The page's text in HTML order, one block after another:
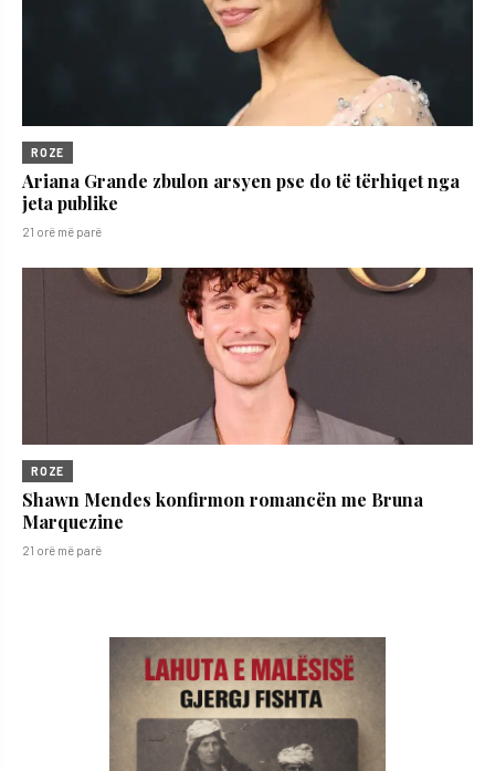
ROZE
Ariana Grande zbulon arsyen pse do të tërhiqet nga
jeta publike
21 orë më parë
ROZE
Shawn Mendes konfirmon romancën me Bruna
Marquezine
21 orë më parë